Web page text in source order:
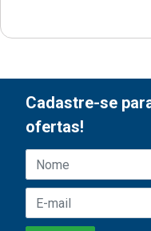
Cadastre-se
ofertas!